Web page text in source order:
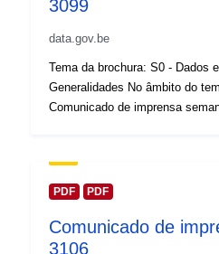
Registo do
30
3099
data.gov.be
Tema da brochura: S0 - Dados
Generalidades No âmbito do
Comunicado de imprensa
PDF PDF
Comunicado de
3106